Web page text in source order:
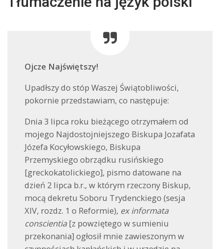
Ojcze Najświętszy!
Upadłszy do stóp Waszej Świątobliwości,
pokornie przedstawiam, co następuje:
Dnia 3 lipca roku bieżącego otrzymałem od
mojego Najdostojniejszego Biskupa Jozafata
Józefa Kocyłowskiego, Biskupa
Przemyskiego obrządku rusińskiego
[greckokatolickiego], pismo datowane na
dzień 2 lipca b.r., w którym rzeczony Biskup,
mocą dekretu Soboru Trydenckiego (sesja
XIV, rozdz. 1 o Reformie), ex informata
conscientia[z powziętego w sumieniu
przekonania] ogłosił mnie zawieszonym w